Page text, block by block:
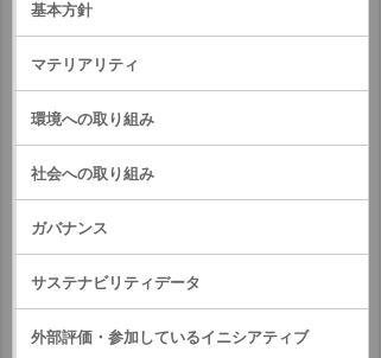
基本方針
マテリアリティ
環境への取り組み
社会への取り組み
ガバナンス
サステナビリティデータ
外部評価・参加しているイニシアティブ